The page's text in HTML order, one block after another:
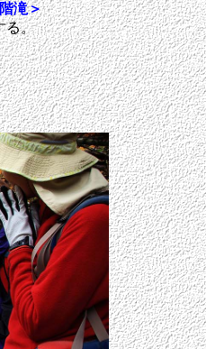
滝＞
る。